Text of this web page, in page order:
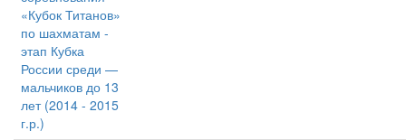
«Кубок Титанов»
по шахматам -
этап Кубка
России среди —
мальчиков до 13
лет (2014 - 2015
г.р.)